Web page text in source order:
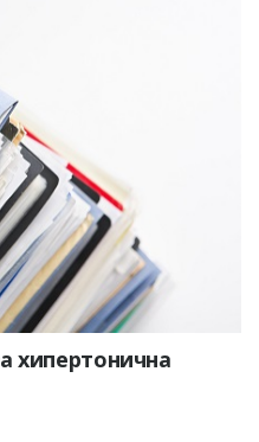
хипертонична